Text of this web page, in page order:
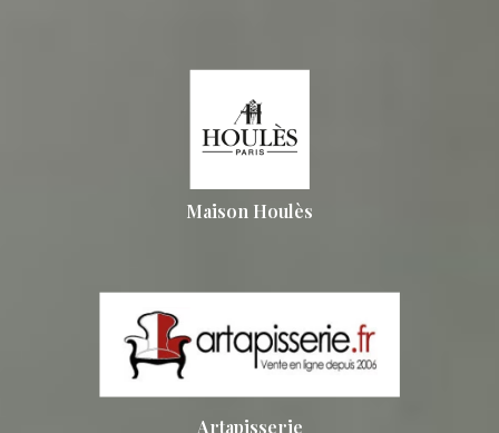
Maison Houlès
Artapisserie